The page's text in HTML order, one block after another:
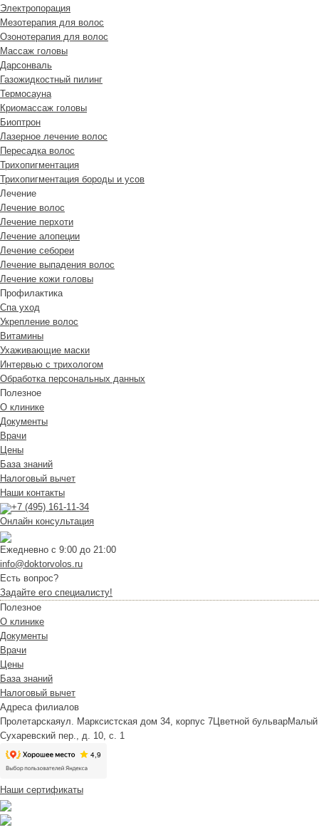
Электропорация
Мезотерапия для волос
Озонотерапия для волос
Массаж головы
Дарсонваль
Газожидкостный пилинг
Термосауна
Криомассаж головы
Биоптрон
Лазерное лечение волос
Пересадка волос
Трихопигментация
Трихопигментация бороды и усов
Лечение
Лечение волос
Лечение перхоти
Лечение алопеции
Лечение себореи
Лечение выпадения волос
Лечение кожи головы
Профилактика
Спа уход
Укрепление волос
Витамины
Ухаживающие маски
Интервью с трихологом
Обработка персональных данных
Полезное
О клинике
Документы
Врачи
Цены
База знаний
Налоговый вычет
Наши контакты
+7 (495) 161-11-34
Онлайн консультация
Ежедневно с 9:00 до 21:00
info@doktorvolos.ru
Есть вопрос?
Задайте его специалисту!
Полезное
О клинике
Документы
Врачи
Цены
База знаний
Налоговый вычет
Адреса филиалов
Пролетарскаяул. Марксистская дом 34, корпус 7 Цветной бульварМалый
Сухаревский пер., д. 10, с. 1
Наши сертификаты